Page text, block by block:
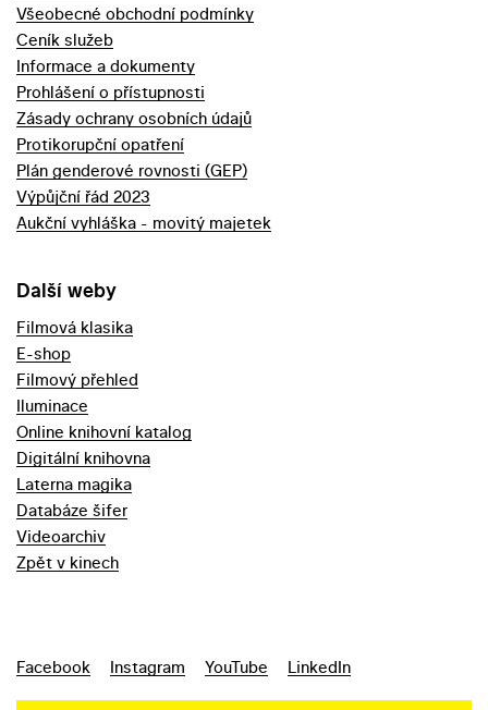
Všeobecné obchodní podmínky
Ceník služeb
Informace a dokumenty
Prohlášení o přístupnosti
Zásady ochrany osobních údajů
Protikorupční opatření
Plán genderové rovnosti (GEP)
Výpůjční řád 2023
Aukční vyhláška - movitý majetek
Další weby
Filmová klasika
E-shop
Filmový přehled
Iluminace
Online knihovní katalog
Digitální knihovna
Laterna magika
Databáze šifer
Videoarchiv
Zpět v kinech
Facebook Instagram YouTube LinkedIn